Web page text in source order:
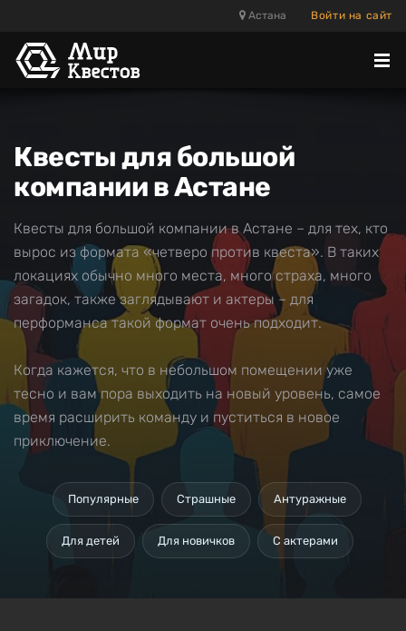
Астана Войти на сайт
Квесты для большой
компании в Астане
Квесты для большой компании в Астане – для тех, кто
вырос из формата «четверо против квеста». В таких
локациях обычно много места, много страха, много
загадок, также заглядывают и актеры – для
перформанса такой формат очень подходит.
Когда кажется, что в небольшом помещении уже
тесно и вам пора выходить на новый уровень, самое
время расширить команду и пуститься в новое
приключение.
Популярные Страшные Антуражные
Для детей Для новичков С актерами